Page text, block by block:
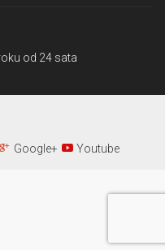
od 24 sata
Google+ Youtube